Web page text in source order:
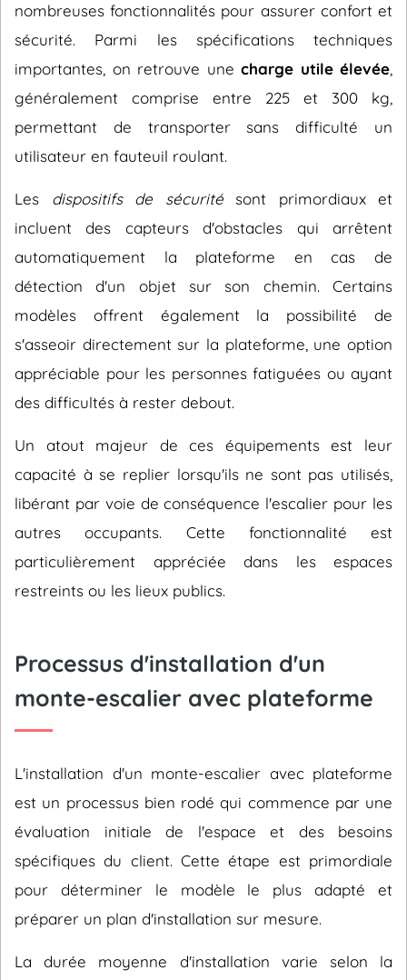
nombreuses fonctionnalités pour assurer confort et
sécurité. Parmi les spécifications techniques
importantes, on retrouve une charge utile élevée
généralement comprise entre 225 et 300 kg,
permettant de transporter sans difficulté un
utilisateur en fauteuil roulant.
Les dispositifs de sécuritésont primordiaux et
incluent des capteurs d'obstacles qui arrêtent
automatiquement la plateforme en cas de
détection d'un objet sur son chemin. Certains
modèles offrent également la possibilité de
s'asseoir directement sur la plateforme, une option
appréciable pour les personnes fatiguées ou ayant
des difficultés à rester debout.
Un atout majeur de ces équipements est leur
capacité à se replier lorsqu'ils ne sont pas utilisés,
libérant par voie de conséquence l'escalier pour les
autres occupants. Cette fonctionnalité est
particulièrement appréciée dans les espaces
restreints ou les lieux publics.
Processus d'installation d'un
monte-escalier avec plateforme
L'installation d'un monte-escalier avec plateforme
est un processus bien rodé qui commence par une
évaluation initiale de l'espace et des besoins
spécifiques du client. Cette étape est primordiale
pour déterminer le modèle le plus adapté et
préparer un plan d'installation sur mesure.
La durée moyenne d'installation varie selon la